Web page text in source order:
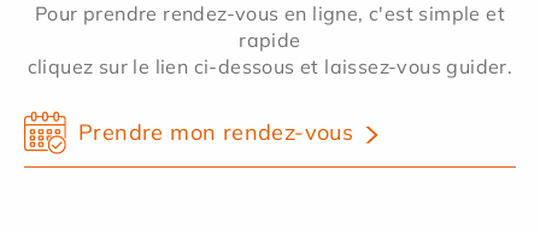
Pour prendre rendez-vous en ligne, c'est simple et
rapide
cliquez sur le lien ci-dessous et laissez-vous guider.
Prendre mon rendez-vous